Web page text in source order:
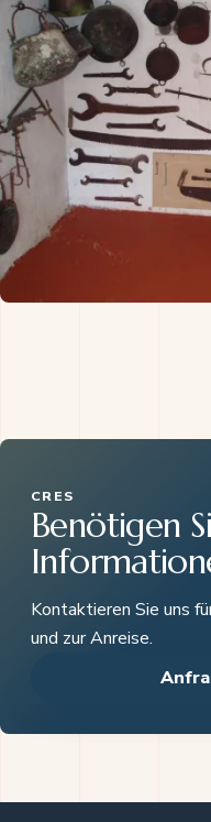
CRES
Benötigen
Kontaktieren Sie uns
und zur Anreise.